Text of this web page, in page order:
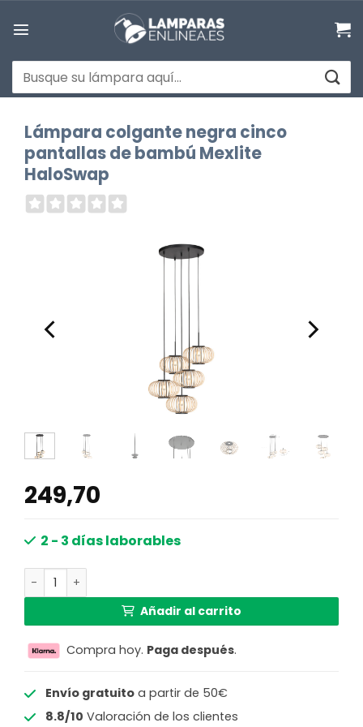
Buscar
por:
Lámpara colgante negra cinco
pantallas de bambú Mexlite
HaloSwap
249,70
2 - 3 días laborables
Lámpara colgante negra cinco pantallas de bambú
Añadir al carrito
Compra hoy. Paga después.
Envío gratuitoa partir de 50€
8.8/10 Valoración de los clientes